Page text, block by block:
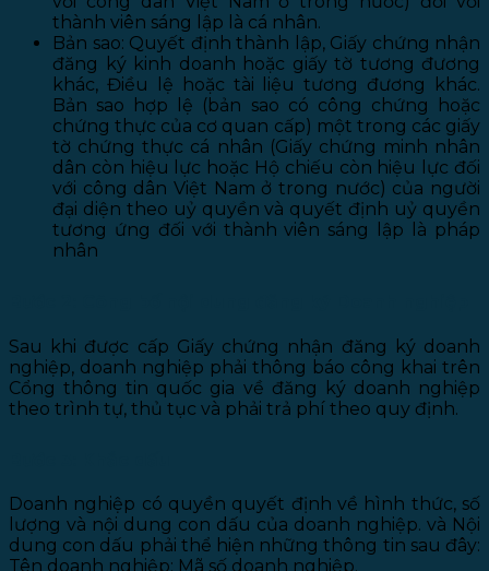
thành viên sáng lập là cá nhân.
Bản sao: Quyết định thành lập, Giấy chứng nhận
đăng ký kinh doanh hoặc giấy tờ tương đương
khác, Điều lệ hoặc tài liệu tương đương khác.
Bản sao hợp lệ (bản sao có công chứng hoặc
chứng thực của cơ quan cấp) một trong các giấy
tờ chứng thực cá nhân (Giấy chứng minh nhân
dân còn hiệu lực hoặc Hộ chiếu còn hiệu lực đối
với công dân Việt Nam ở trong nước) của người
đại diện theo uỷ quyền và quyết định uỷ quyền
tương ứng đối với thành viên sáng lập là pháp
nhân
Sau khi được cấp Giấy chứng nhận đăng ký doanh
nghiệp, doanh nghiệp phải thông báo công khai trên
Cổng thông tin quốc gia về đăng ký doanh nghiệp
theo trình tự, thủ tục và phải trả phí theo quy định.
Doanh nghiệp có quyền quyết định về hình thức, số
lượng và nội dung con dấu của doanh nghiệp. và Nội
dung con dấu phải thể hiện những thông tin sau đây:
Tên doanh nghiệp; Mã số doanh nghiệp.